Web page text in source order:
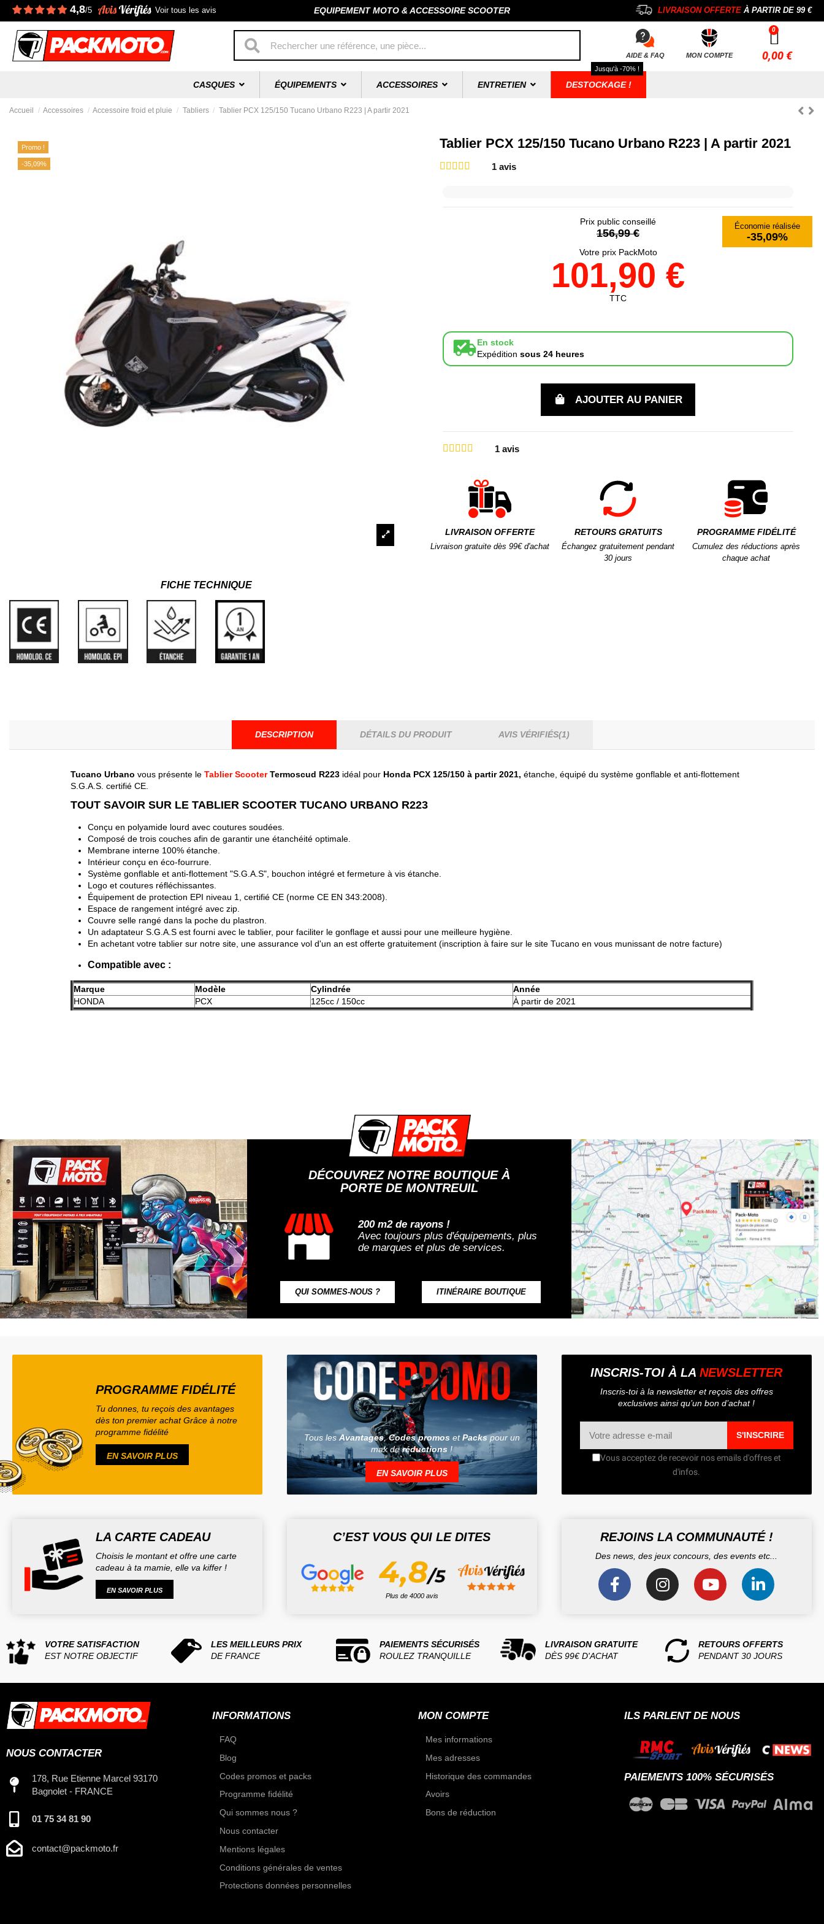
4,8/5 Voir tous les avis EQUIPEMENT MOTO & ACCESSOIRE SCOOTER LIVRAISON OFFERTEÀ PARTIR DE 99 €
AIDE & FAQ MON COMPTE 0,00 €
CASQUES ÉQUIPEMENTS ACCESSOIRES ENTRETIEN DESTOCKAGE !
Jusqu'à -70% !
Accueil Accessoires Accessoire froid et pluie Tabliers Tablier PCX 125/150 Tucano Urbano R223 | A partir 2021
Promo !
-35,09%
FICHE TECHNIQUE
Tablier PCX 125/150 Tucano Urbano R223 | A partir 2021
1 avis
Prix public conseillé
156,99 €
Économie réalisée
-35,09%
Votre prix PackMoto
101,90 €
TTC
En stock
Expédition sous 24 heures
AJOUTER AU PANIER
1 avis
LIVRAISON OFFERTE
Livraison gratuite dès 99€ d'achat
RETOURS GRATUITS
Échangez gratuitement pendant
30 jours
PROGRAMME FIDÉLITÉ
Cumulez des réductions après
chaque achat
DESCRIPTION DÉTAILS DU PRODUIT AVIS VÉRIFIÉS(1)
Tucano Urbano vous présente le Tablier Scooter Termoscud R223 idéal pour Honda PCX 125/150 à partir 2021, étanche, équipé du système gonflable et anti-flottement
S.G.A.S. certifié CE.
TOUT SAVOIR SUR LE TABLIER SCOOTER TUCANO URBANO R223
Conçu en polyamide lourd avec coutures soudées.
Composé de trois couches afin de garantir une étanchéité optimale.
Membrane interne 100% étanche.
Intérieur conçu en éco-fourrure.
Système gonflable et anti-flottement "S.G.A.S", bouchon intégré et fermeture à vis étanche.
Logo et coutures réfléchissantes.
Équipement de protection EPI niveau 1, certifié CE (norme CE EN 343:2008).
Espace de rangement intégré avec zip.
Couvre selle rangé dans la poche du plastron.
Un adaptateur S.G.A.S est fourni avec le tablier, pour faciliter le gonflage et aussi pour une meilleure hygiène.
En achetant votre tablier sur notre site, une assurance vol d'un an est offerte gratuitement (inscription à faire sur le site Tucano en vous munissant de notre facture)
Compatible avec :
Marque Modèle Cylindrée
Année
HONDA
PCX 125cc / 150cc À partir de 2021
DÉCOUVREZ NOTRE BOUTIQUE À
PORTE DE MONTREUIL
200 m2 de rayons !
Avec toujours plus d'équipements, plus
de marques et plus de services.
QUI SOMMES-NOUS ? ITINÉRAIRE BOUTIQUE
PROGRAMME FIDÉLITÉ
Tu donnes, tu reçois des avantages
dès ton premier achat Grâce à notre
programme fidélité
EN SAVOIR PLUS
Tous les Avantages,Codes promosetPackspour un
max deréductions !
EN SAVOIR PLUS
INSCRIS-TOI À LANEWSLETTER
Inscris-toi à la newsletter et reçois des offres
exclusives ainsi qu’un bon d’achat !
S'INSCRIRE
Vous acceptez de recevoir nos emails d'offres et
d'infos.
LA CARTE CADEAU
Choisis le montant et offre une carte
cadeau à ta mamie, elle va kiffer !
EN SAVOIR PLUS
C’EST VOUS QUI LE DITES
Plus de 4000 avis
REJOINS LA COMMUNAUTÉ !
Des news, des jeux concours, des events etc...
VOTRE SATISFACTION
EST NOTRE OBJECTIF
LES MEILLEURS PRIX
DE FRANCE
PAIEMENTS SÉCURISÉS
ROULEZ TRANQUILLE
LIVRAISON GRATUITE
DÈS 99€ D'ACHAT
RETOURS OFFERTS
PENDANT 30 JOURS
NOUS CONTACTER
178, Rue Etienne Marcel 93170
Bagnolet - FRANCE
01 75 34 81 90
contact@packmoto.fr
INFORMATIONS
FAQ
Blog
Codes promos et packs
Programme fidélité
Qui sommes nous ?
Nous contacter
Mentions légales
Conditions générales de ventes
Protections données personnelles
MON COMPTE
Mes informations
Mes adresses
Historique des commandes
Avoirs
Bons de réduction
ILS PARLENT DE NOUS
PAIEMENTS 100% SÉCURISÉS